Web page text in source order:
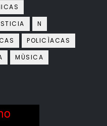
N
POLICÌACAS
MÙSICA